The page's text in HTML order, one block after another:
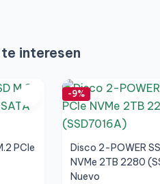
interesen
PCIe
-9%
Disco 2-POWER
NVMe 2TB 2280
Nuevo